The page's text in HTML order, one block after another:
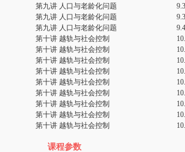
第九讲 人口与老龄化问题
第九讲 人口与老龄化问题
第九讲 人口与老龄化问题
第十讲 越轨与社会控制
第十讲 越轨与社会控制
第十讲 越轨与社会控制
第十讲 越轨与社会控制
第十讲 越轨与社会控制
第十讲 越轨与社会控制
第十讲 越轨与社会控制
第十讲 越轨与社会控制
第十讲 越轨与社会控制
课程参数